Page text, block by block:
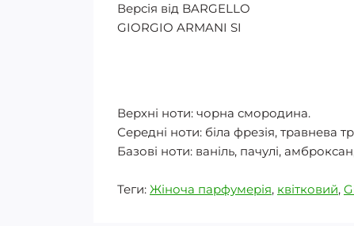
Версія від BARGELLO
GIORGIO ARMANI SI
Верхні ноти: чорна смородина.
Середні ноти: біла фрезія, травнева
Базові ноти: ваніль, пачулі,
Теги: Жіноча парфумерія, квітковий,